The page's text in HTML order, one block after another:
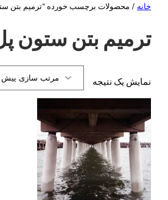
خانه / محصولات برچسب خورده “ترمیم بتن
ترمیم بتن ستون
نمایش یک نتیجه